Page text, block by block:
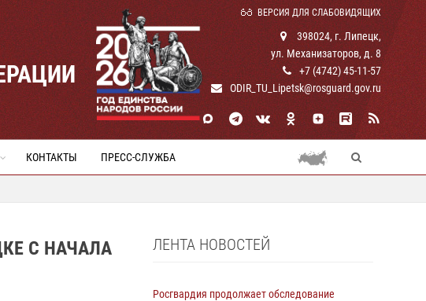
ВЕРСИЯ ДЛЯ СЛАБОВИДЯЩИХ
398024, г. Липецк,
ул. Механизаторов, д. 8
+7 (4742) 45-11-57
ODIR_TU_Lipetsk@rosguard.gov.ru
КОНТАКТЫ ПРЕСС-СЛУЖБА
С НАЧАЛА
ЛЕНТА НОВОСТЕЙ
Росгвардия продолжает обследование